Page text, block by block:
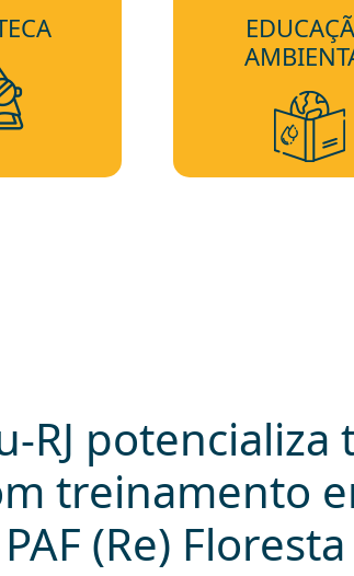
RJ potencializa
treinamento
(Re) Floresta